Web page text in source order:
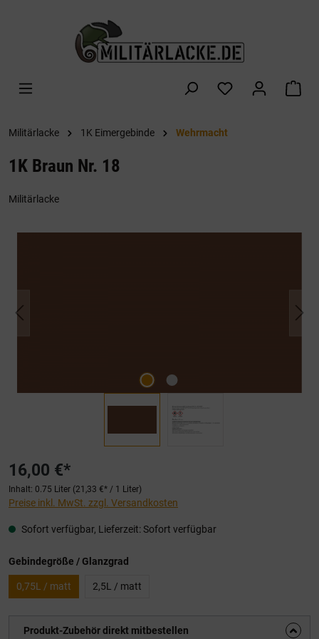
Militärlacke 1K Eimergebinde Wehrmacht
1K Braun Nr. 18
Militärlacke
16,00 €*
Inhalt: 0.75 Liter (21,33 €* / 1 Liter)
Preise inkl. MwSt. zzgl. Versandkosten
Sofort verfügbar, Lieferzeit: Sofort verfügbar
Gebindegröße / Glanzgrad
0,75L / matt 2,5L / matt
Produkt-Zubehör direkt mitbestellen